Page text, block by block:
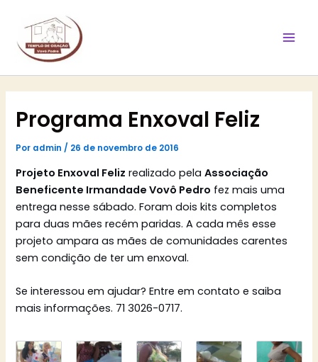
conteúdo
Programa Enxoval Feliz
Por admin / 26 de novembro de 2016
Projeto Enxoval Feliz realizado pelaAssociação
Beneficente Irmandade Vovô Pedro fez mais uma
entrega nesse sábado. Foram dois kits completos
para duas mães recém paridas. A cada mês esse
projeto ampara as mães de comunidades carentes
sem condição de ter um enxoval.
Se interessou em ajudar? Entre em contato e saiba
mais informações. 71 3026-0717.